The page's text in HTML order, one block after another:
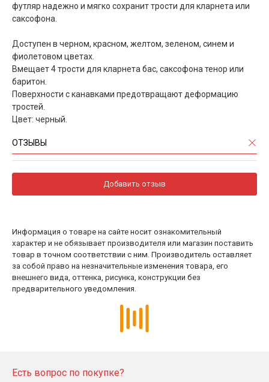
футляр надежно и мягко сохранит трости для кларнета или
саксофона.
Доступен в черном, красном, желтом, зеленом, синем и
фиолетовом цветах.
Вмещает 4 трости для кларнета бас, саксофона тенор или
баритон.
Поверхности с канавками предотвращают деформацию
тростей.
Цвет: черный.
ОТЗЫВЫ
Добавить отзыв
Информация о товаре на сайте носит ознакомительный
характер и не обязывает производителя или магазин поставить
товар в точном соответствии с ним. Производитель оставляет
за собой право на незначительные изменения товара, его
внешнего вида, оттенка, рисунка, конструкции без
предварительного уведомления.
Есть вопрос по покупке?